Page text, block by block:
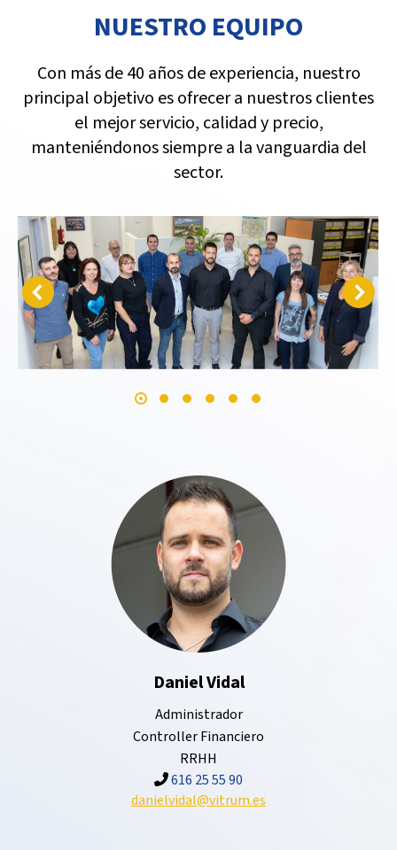
NUESTRO EQUIPO
Con más de 40 años de experiencia, nuestro
principal objetivo es ofrecer a nuestros clientes
el mejor servicio, calidad y precio,
manteniéndonos siempre a la vanguardia del
sector.
Daniel Vidal
Administrador
Controller Financiero
RRHH
616 25 55 90
danielvidal@vitrum.es